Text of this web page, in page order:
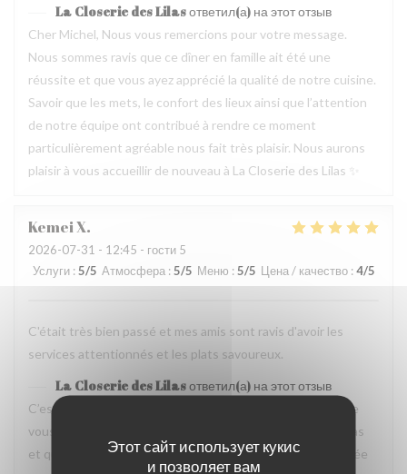
Этот сайт использует кукис
и позволяет вам
La Closerie des Lilasответил(а) на этот отзыв
Cher Michel, Nous vous remercions pour votre message.
Nous sommes ravis que ce dîner en famille ait été une
réussite et que vous ayez apprécié la qualité de notre cuisine.
Savoir que les mets, le confort des lieux ainsi que l’attention
de notre équipe ont contribué à rendre ce moment
particulièrement agréable nous fait très plaisir. Nous aurons
plaisir à vous accueillir de nouveau à La Closerie des Lilas ✨
KemeiX
2026-07-31 - 12:45 - гости 5
Услуги : 5/5 Атмосфера : 5/5 Меню :5/5 Цена / качество : 4/5
C'était très bien passé et mes amis sont ravis d'avoir les
services attentionnés et les plats savoureux.
La Closerie des Lilasответил(а) на этот отзыв
C’est un plaisir de lire votre retour. Nous sommes ravis que
vous ayez passé un agréable moment à La Closerie des Lilas
et que vos amis aient également apprécié l’attention portée